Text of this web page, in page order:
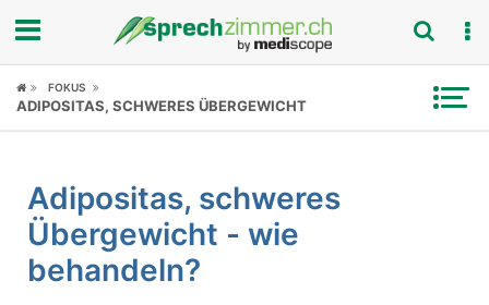
Fokus
Symptome
Untersuchungen
FOKUS
ADIPOSITAS, SCHWERES ÜBERGEWICHT
Adipositas, schweres
Übergewicht - wie
behandeln?